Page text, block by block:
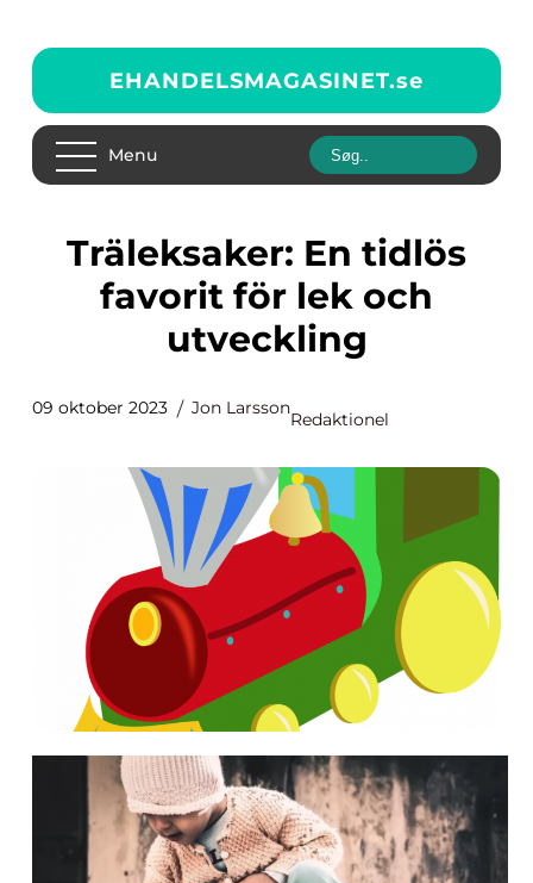
EHANDELSMAGASINET.se
Menu
Träleksaker: En tidlös
favorit för lek och
utveckling
09 oktober 2023 Jon Larsson
Redaktionel